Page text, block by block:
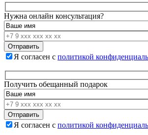
Нужна онлайн консультация?
Я согласен с политикой
Получить обещанный подарок
Я согласен с политикой